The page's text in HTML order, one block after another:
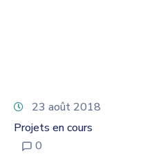
23 août 2018
Projets en cours
0